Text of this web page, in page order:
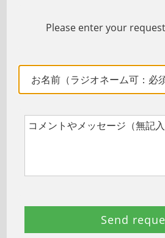
Please enter your